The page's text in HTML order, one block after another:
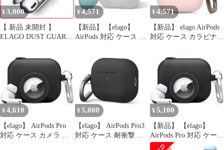
テルブルー 1
[ AirPods 2 第 1
¥ 3,000
【 新品 未開封 】
ELAGO DUST GUARD
AirPods Pro EL-
APPDGBSDT-GY Matte
Space Grey 未使用 送料
無料
¥ 4,571
【新品】 【elago】
AirPods 対応 ケース シ
カラー ツートン デザイ
ン 耐衝撃 傷防止 保護
アクセサリー [ Apple
AirPods1 / AirPods2
Wireless Charging Case
エアーポ 1
¥ 4,571
【新品】 elago AirPods
対応 ケース カラビナ
耐衝撃 傷防止 落下防止
保護 アクセサリー [
Apple AirPods1/AirPods2
エアーポッズ 対応 ]
HANG CASE ラブリー
ピンク 1
¥ 4,610
【elago】 AirPods Pro
対応 ケース カメラ デ
¥ 5,800
【elago】 AirPods Pro3
対応 ケース 耐衝撃 落
¥ 5,100
【新品】 【elago】
AirPods Pro 対応 ケース
カメラ デザイン カラビ